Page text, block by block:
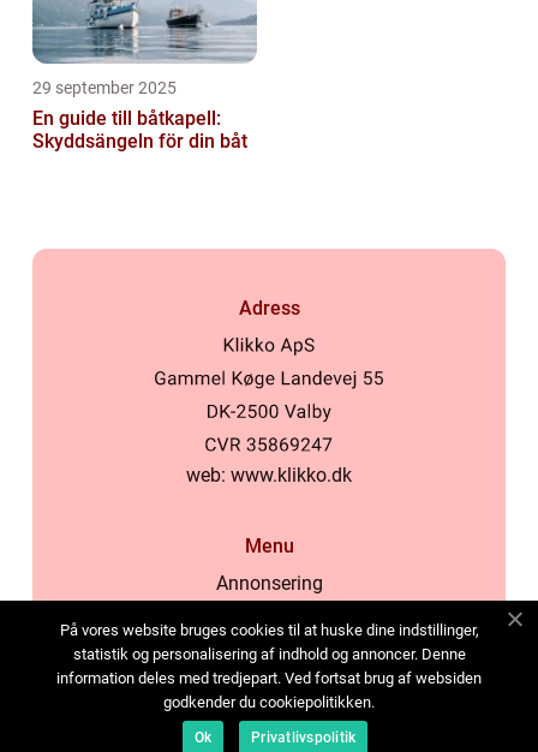
29 september 2025
En guide till båtkapell:
Skyddsängeln för din båt
Adress
web: www.klikko.dk
Menu
Annonsering
Cookies
Kontakta oss
Sitemap
På vores website bruges cookies til at huske dine indstillinger,
statistik og personalisering af indhold og annoncer. Denne
information deles med tredjepart. Ved fortsat brug af websiden
godkender du cookiepolitikken.
Ok Privatlivspolitik